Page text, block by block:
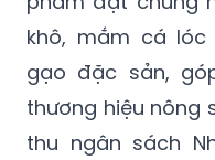
khô, mắm cá
gạo đặc sản,
thương hiệu nông
thu ngân sách